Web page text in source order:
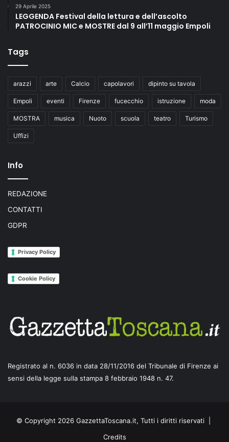
29 Aprile 2025
LEGGENDA Festival della lettura e dell’ascolto
PATROCINIO MIC e MOSTRE dal 9 all’11 maggio Empoli
Tags
arazzi arte Calcio capolavori dipinto su tavola
Empoli eventi Firenze fucecchio istruzione moda
MOSTRA musica Nuoto scuola teatro Turismo
Uffizi
Info
REDAZIONE
CONTATTI
GDPR
Privacy Policy
Cookie Policy
Registrato al n. 6036 in data 28/11/2016 del Tribunale di Firenze ai
sensi della legge sulla stampa 8 febbraio 1948 n. 47.
© Copyright 2026 GazzettaToscana.it, Tutti i diritti riservati |
Credits